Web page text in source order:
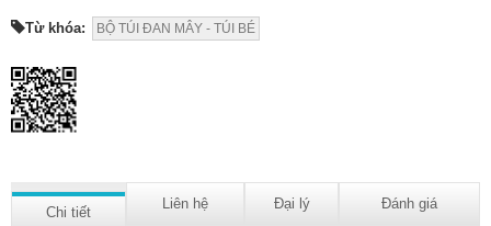
Từ khóa: BỘ TÚI ĐAN MÂY - TÚI BÉ
Chi tiết
Liên hệ Đại lý Đánh giá